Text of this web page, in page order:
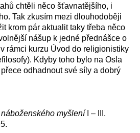
chtěli něco šťavnatějšího, i
Tak zkusím mezi dlouhodoběji
krom pár aktualit taky třeba něco
nášup k jedné přednášce o
rámci kurzu Úvod do religionistiky
Kdyby toho bylo na Osla
odhadnout své síly a dobrý
myšleníI – III.